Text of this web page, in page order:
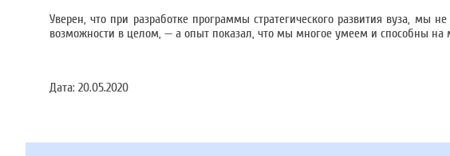
Уверен, что при разработке программы стратегического развития вуза,
возможности в целом, — а опыт показал, что мы многое умеем и способны на
Дата: 20.05.2020